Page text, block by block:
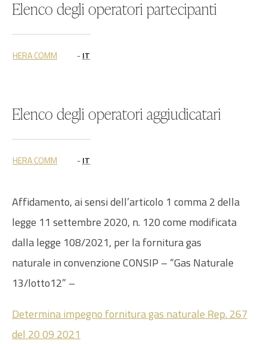
Elenco degli operatori partecipanti
HERA COMM -IT
Elenco degli operatori aggiudicatari
HERA COMM -IT
Affidamento, ai sensi dell’articolo 1 comma 2 della
legge 11 settembre 2020, n. 120 come modificata
dalla legge 108/2021, per la fornitura gas
naturale in convenzione CONSIP – “Gas Naturale
13/lotto12” –
Determina impegno fornitura gas naturale Rep. 267
del 20 09 2021